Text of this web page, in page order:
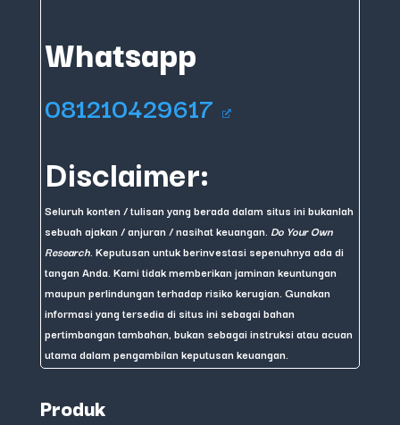
Whatsapp
081210429617
Disclaimer:
Seluruh konten / tulisan yang berada dalam situs ini bukanlah
sebuah ajakan / anjuran / nasihat keuangan. Do Your Own
Research . Keputusan untuk berinvestasi sepenuhnya ada di
tangan Anda. Kami tidak memberikan jaminan keuntungan
maupun perlindungan terhadap risiko kerugian. Gunakan
informasi yang tersedia di situs ini sebagai bahan
pertimbangan tambahan, bukan sebagai instruksi atau acuan
utama dalam pengambilan keputusan keuangan.
Produk